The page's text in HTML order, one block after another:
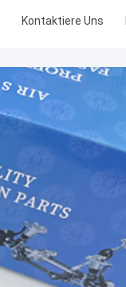
Kontaktiere Uns